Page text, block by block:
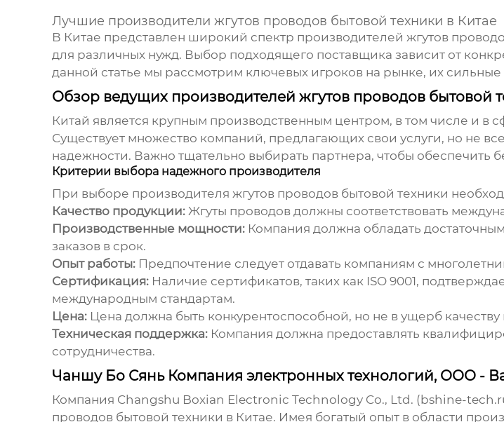
Лучшие производители жгутов проводов бытовой техники в Китае
В Китае представлен широкий спектр производителей жгутов
для различных нужд. Выбор подходящего поставщика зависит от
данной статье мы рассмотрим ключевых игроков на рынке, их
Обзор ведущих производителей жгутов проводов бытовой
Китай является крупным производственным центром, в том числе и в
Существует множество компаний, предлагающих свои услуги, но не
надежности. Важно тщательно выбирать партнера, чтобы обеспечить
Критерии выбора надежного производителя
При выборе производителя жгутов проводов бытовой техники
Качество продукции:Жгуты проводов должны соответствовать
Производственные мощности:Компания должна обладать
заказов в срок.
Опыт работы:Предпочтение следует отдавать компаниям с
Сертификация:Наличие сертификатов, таких как ISO 9001,
международным стандартам.
Цена:Цена должна быть конкурентоспособной, но не в ущерб
Техническая поддержка:Компания должна предоставлять
сотрудничества.
Чаншу Бо Сянь Компания электронных технологий, ООО -
Компания Changshu Boxian Electronic Technology Co., Ltd. ( bshine-
проводов бытовой техники в Китае. Имея богатый опыт в области